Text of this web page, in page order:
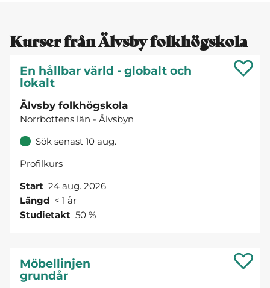
Kurser från Älvsby folkhögskola
En hållbar värld - globalt och
lokalt
Älvsby folkhögskola
Norrbottens län - Älvsbyn
Sök senast 10 aug.
Profilkurs
Start 24 aug. 2026
Längd < 1 år
Studietakt 50 %
Möbellinjen
grundår